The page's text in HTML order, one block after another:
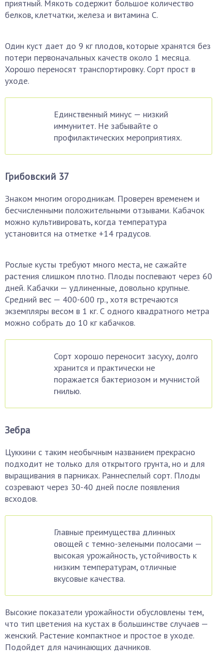
приятный. Мякоть содержит большое количество
белков, клетчатки, железа и витамина С.
Один куст дает до 9 кг плодов, которые хранятся без
потери первоначальных качеств около 1 месяца.
Хорошо переносят транспортировку. Сорт прост в
уходе.
Единственный минус — низкий
иммунитет. Не забывайте о
профилактических мероприятиях.
Грибовский 37
Знаком многим огородникам. Проверен временем и
бесчисленными положительными отзывами. Кабачок
можно культивировать, когда температура
установится на отметке +14 градусов.
Рослые кусты требуют много места, не сажайте
растения слишком плотно. Плоды поспевают через 60
дней. Кабачки — удлиненные, довольно крупные.
Средний вес — 400-600 гр., хотя встречаются
экземпляры весом в 1 кг. С одного квадратного метра
можно собрать до 10 кг кабачков.
Сорт хорошо переносит засуху, долго
хранится и практически не
поражается бактериозом и мучнистой
гнилью.
Зебра
Цуккини с таким необычным названием прекрасно
подходит не только для открытого грунта, но и для
выращивания в парниках. Раннеспелый сорт. Плоды
созревают через 30-40 дней после появления
всходов.
Главные преимущества длинных
овощей с темно-зелеными полосами —
высокая урожайность, устойчивость к
низким температурам, отличные
вкусовые качества.
Высокие показатели урожайности обусловлены тем,
что тип цветения на кустах в большинстве случаев —
женский. Растение компактное и простое в уходе.
Подойдет для начинающих дачников.